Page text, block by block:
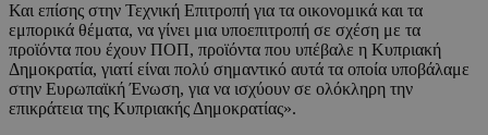
Και επίσης στην Τεχνική Επιτροπή για τα οικονομικά και τα
εμπορικά θέματα, να γίνει μια υποεπιτροπή σε σχέση με τα
προϊόντα που έχουν ΠΟΠ, προϊόντα που υπέβαλε η Κυπριακή
Δημοκρατία, γιατί είναι πολύ σημαντικό αυτά τα οποία υποβάλαμε
στην Ευρωπαϊκή Ένωση, για να ισχύουν σε ολόκληρη την
επικράτεια της Κυπριακής Δημοκρατίας».